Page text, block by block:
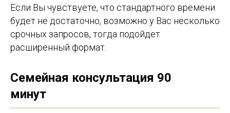
Если Вы чувствуете, что стандартного времени
будет не достаточно, возможно у Вас несколько
срочных запросов, тогда подойдет
расширенный формат.
Семейная консультация 90
минут